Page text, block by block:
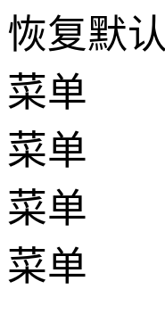
恢复默认
菜单
菜单
菜单
菜单